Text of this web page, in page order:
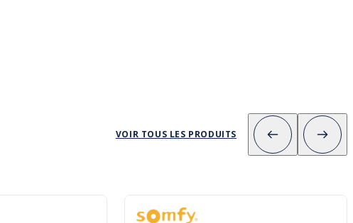
VOIR TOUS LES PRODUITS